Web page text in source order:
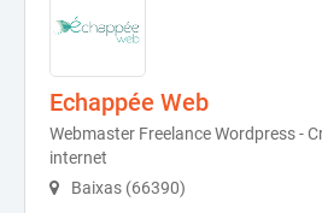
Echappée Web
Webmaster Freelance Wordpress -
internet
Baixas (66390)